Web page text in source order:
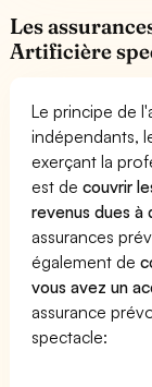
Les
Artificière
Le principe de
indépendants,
exerçant la
est decouvrir
revenus dues à
assurances
également de
vous avez un
assurance
spectacle: